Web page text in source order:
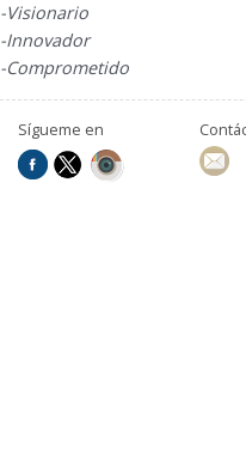
-Visionario
-Innovador
-Comprometido
Sígueme en